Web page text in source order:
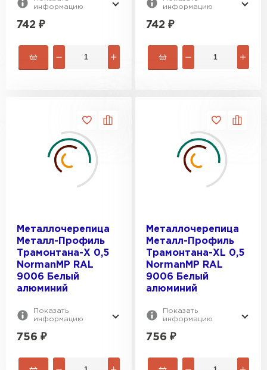
информацию
742 ₽
информацию
742 ₽
Металлочерепица
Металл-Профиль
Трамонтана-X 0,5
NormanMP RAL
9006 Белый
алюминий
Показать
информацию
756 ₽
Металлочерепица
Металл-Профиль
Трамонтана-XL 0,5
NormanMP RAL
9006 Белый
алюминий
Показать
информацию
756 ₽